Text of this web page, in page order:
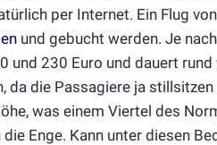
per Internet. Ein Flug
und gebucht werden. Je
230 Euro und dauert rund
da die Passagiere ja
was einem Viertel des
Enge. Kann unter diesen